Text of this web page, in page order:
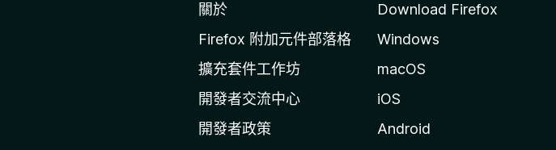
關於
Firefox 附加元件部落格
擴充套件工作坊
開發者交流中心
開發者政策
Download Firefox
Windows
macOS
iOS
Android